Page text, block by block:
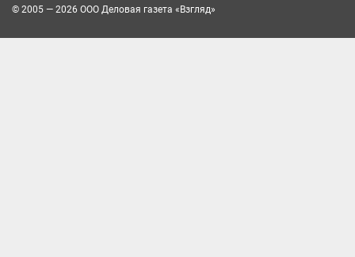
© 2005 — 2026 ООО Деловая газета «Взгляд»